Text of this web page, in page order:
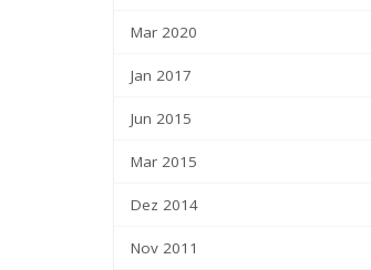
Mar 2020
Jan 2017
Jun 2015
Mar 2015
Dez 2014
Nov 2011